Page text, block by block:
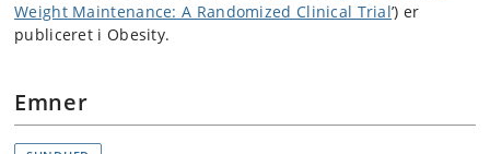
Weight Maintenance: A Randomized Clinical Trial’) er
publiceret i Obesity.
Emner